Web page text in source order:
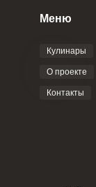
Меню
Кулинары
О проекте
Контакты